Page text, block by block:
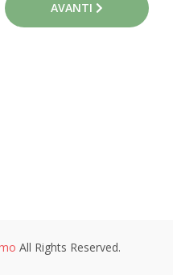
AVANTI
All Rights Reserved.